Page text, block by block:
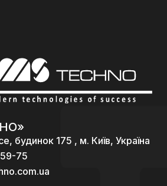
будинок 175 , м. Київ, Україна
75